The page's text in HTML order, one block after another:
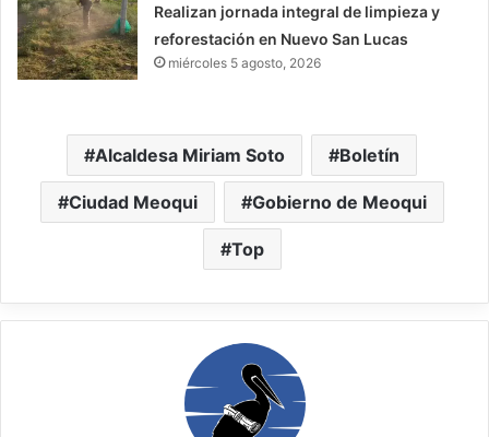
Realizan jornada integral de limpieza y
reforestación en Nuevo San Lucas
miércoles 5 agosto, 2026
Alcaldesa Miriam Soto Boletín
Ciudad Meoqui Gobierno de Meoqui
Top